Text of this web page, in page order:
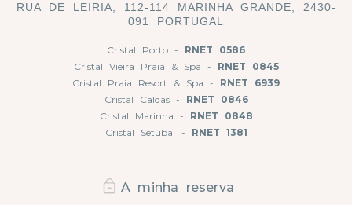
RUA DE LEIRIA, 112-114 MARINHA GRANDE, 2430-
091 PORTUGAL
Cristal Porto - RNET 0586
Cristal Vieira Praia & Spa - RNET 0845
Cristal Praia Resort & Spa - RNET 6939
Cristal Caldas - RNET 0846
Cristal Marinha - RNET 0848
Cristal Setúbal - RNET 1381
A minha reserva